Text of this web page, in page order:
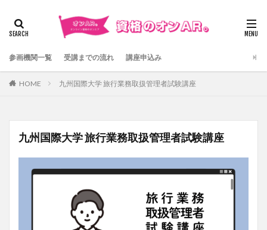
参画機関一覧 受講までの流れ 講座申込み
HOME 九州国際大学 旅行業務取扱管理者試験講座
九州国際大学 旅行業務取扱管理者試験講座
検索